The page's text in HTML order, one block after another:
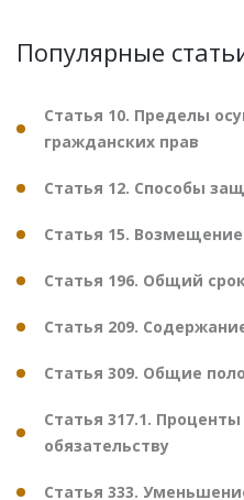
Популярные
Статья 10. Пределы
гражданских прав
Статья 12. Способы
Статья 15.
Статья 196. Общий
Статья 209.
Статья 309. Общие
Статья 317.1.
обязательству
Статья 333.